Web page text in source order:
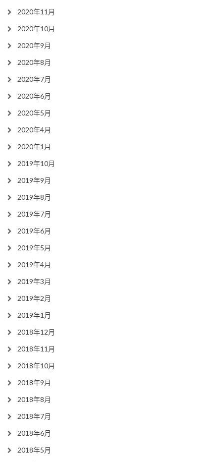
2020年11月
2020年10月
2020年9月
2020年8月
2020年7月
2020年6月
2020年5月
2020年4月
2020年1月
2019年10月
2019年9月
2019年8月
2019年7月
2019年6月
2019年5月
2019年4月
2019年3月
2019年2月
2019年1月
2018年12月
2018年11月
2018年10月
2018年9月
2018年8月
2018年7月
2018年6月
2018年5月